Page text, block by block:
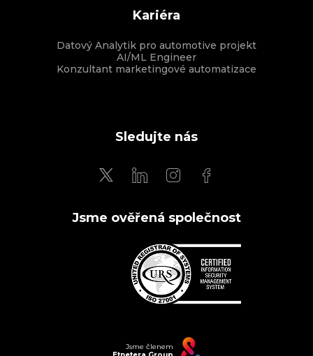
Kariéra
Datový Analytik pro automotive projekt
AI/ML Engineer
Konzultant marketingové automatizace
Sledujte nás
Jsme ověřená společnost
Jsme členem